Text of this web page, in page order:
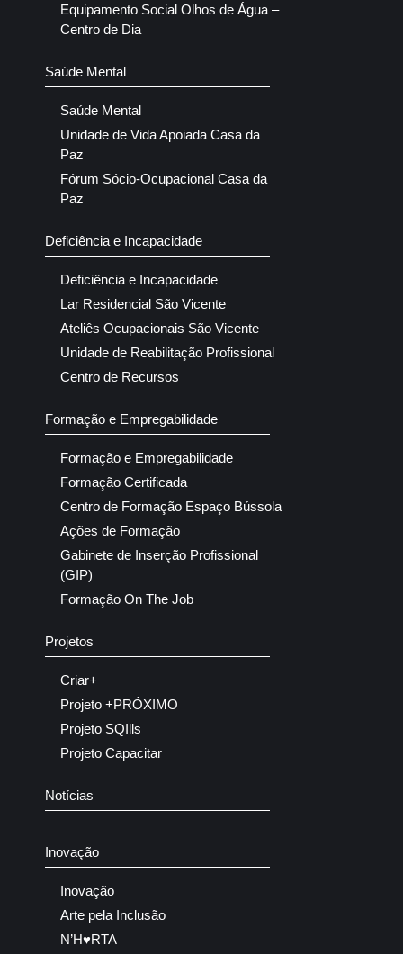
Equipamento Social Olhos de Água –
Centro de Dia
Saúde Mental
Saúde Mental
Unidade de Vida Apoiada Casa da
Paz
Fórum Sócio-Ocupacional Casa da
Paz
Deficiência e Incapacidade
Deficiência e Incapacidade
Lar Residencial São Vicente
Ateliês Ocupacionais São Vicente
Unidade de Reabilitação Profissional
Centro de Recursos
Formação e Empregabilidade
Formação e Empregabilidade
Formação Certificada
Centro de Formação Espaço Bússola
Ações de Formação
Gabinete de Inserção Profissional
(GIP)
Formação On The Job
Projetos
Criar+
Projeto +PRÓXIMO
Projeto SQIlls
Projeto Capacitar
Notícias
Inovação
Inovação
Arte pela Inclusão
N’H♥RTA